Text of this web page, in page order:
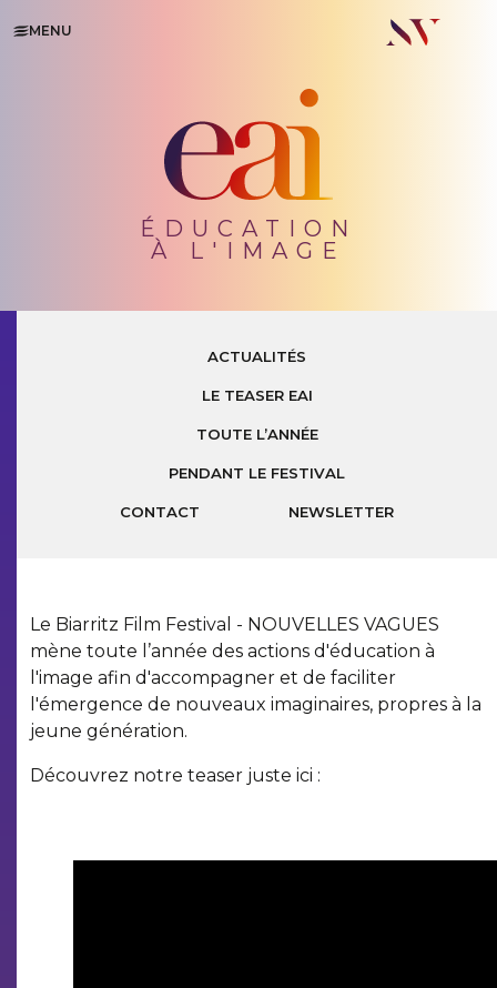
MENU
ÉDUCATION
À L'IMAGE
ACTUALITÉS
LE TEASER EAI
TOUTE L’ANNÉE
PENDANT LE FESTIVAL
CONTACT NEWSLETTER
Le Biarritz Film Festival - NOUVELLES VAGUES
mène toute l’année des actions d'éducation à
l'image afin d'accompagner et de faciliter
l'émergence de nouveaux imaginaires, propres à la
jeune génération.
Découvrez notre teaser juste ici :